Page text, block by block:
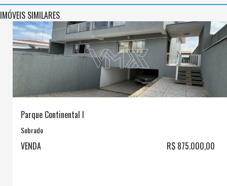
IMÓVEIS SIMILARES
Parque Continental I
Sobrado
VENDA R$ 875.000,00